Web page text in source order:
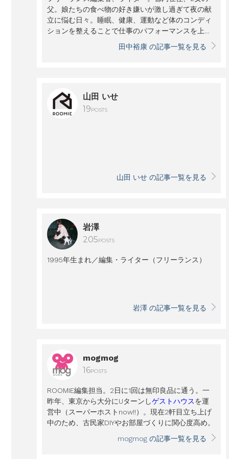
父。娘たちの食べ物の好き嫌いが激し過ぎて夜の献
立に悩む日々。睡眠、健康、運動など体のコンディ
ションを整えることで仕事のパフォーマンスを上げ
る方法を常に模索しています。
田中裕康 の記事一覧を見る
山田 いせ
19POSTS
山田 いせ の記事一覧を見る
岩澤
205POSTS
1995年生まれ／編集・ライター（フリーランス）
岩澤 の記事一覧を見る
mogmog
16POSTS
ROOMIE編集担当。2日に1回は無印良品に通う。一
昨年、東京から大分にUターンしゲストハウスを運
営中（スーパーホストnow!!）。現在2軒目立ち上げ
中のため、古民家DIYやお部屋づくりに関心度高め。
mogmog の記事一覧を見る